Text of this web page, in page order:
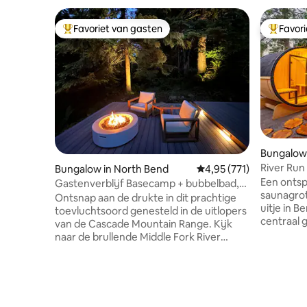
Topfavoriet van gasten
Favoriet van gasten
Bungalow in North Bend Gemiddelde
4,95 (771)
Gastenverblijf Basecamp + bubbelbad,
uitzicht op de rivier en de waterval
Ontsnap aan de drukte in dit prachtige
toevluchtsoord genesteld in de uitlopers
van de Cascade Mountain Range. Kijk
naar de brullende Middle Fork River
River
Spa
Een
uitje in
centraal